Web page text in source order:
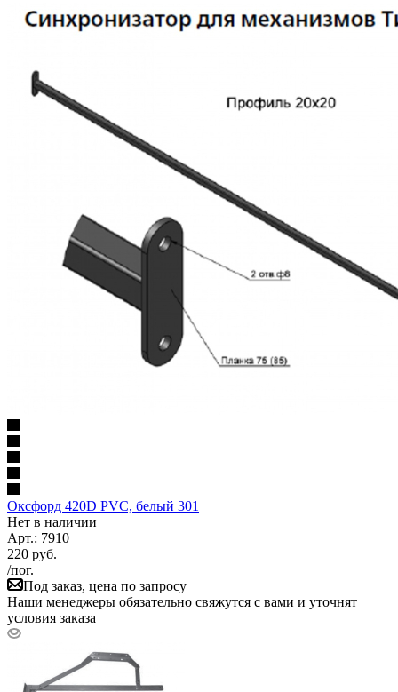
Оксфорд 420D PVC, белый 301
Нет в наличии
Арт.: 7910
220 руб.
/пог.
Под заказ, цена по запросу
Наши менеджеры обязательно свяжутся с вами и уточнят
условия заказа